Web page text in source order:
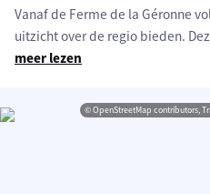
Vanaf de Ferme de la Géronne
uitzicht over de regio bieden.
meer lezen
© OpenStreetMap contributors,